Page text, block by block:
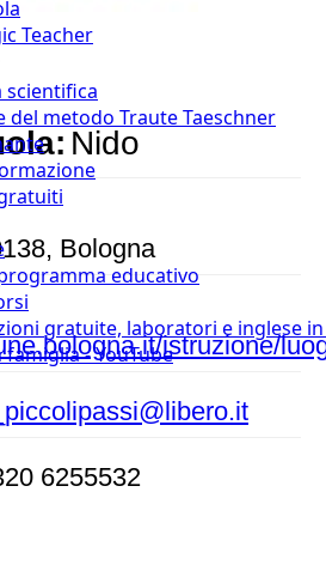
Teacher
scientifica
del metodo Traute Taeschner
educativo
gratuite, laboratori e inglese in
- YouTube
Nido
Bologna
istruzione/
6255532